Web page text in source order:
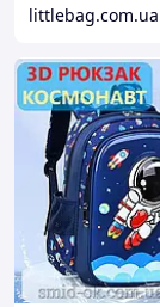
littlebag.com.ua